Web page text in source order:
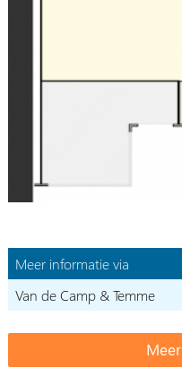
Meer informatie via
Van de Camp & Temme